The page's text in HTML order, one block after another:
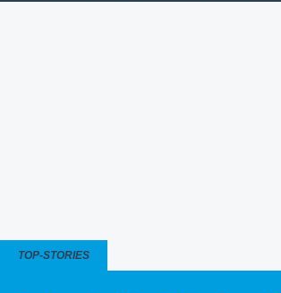
TOP-STORIES